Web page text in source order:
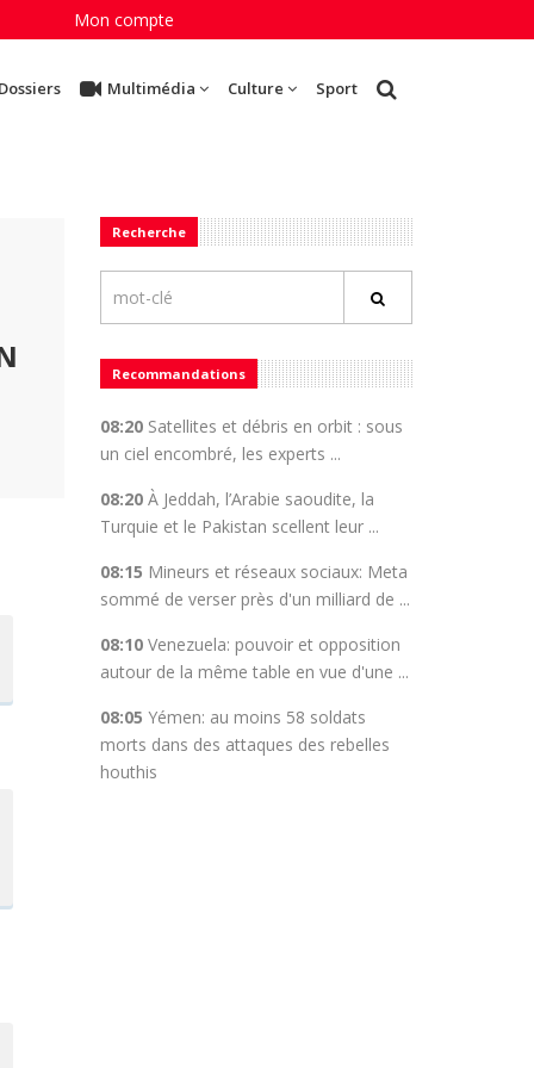
Mon compte
Multimédia Culture Sport
Recherche
Recommandations
08:20Satellites et débris en orbit : sous
un ciel encombré, les experts ...
08:20À Jeddah, l’Arabie saoudite, la
Turquie et le Pakistan scellent leur ...
08:15 Mineurs et réseaux sociaux: Meta
sommé de verser près d'un milliard de ...
08:10Venezuela: pouvoir et opposition
autour de la même table en vue d'une ...
08:05 Yémen: au moins 58 soldats
morts dans des attaques des rebelles
houthis